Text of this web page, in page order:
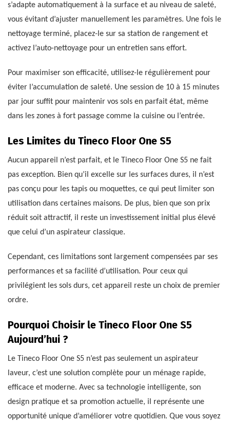
s’adapte automatiquement à la surface et au niveau de saleté,
vous évitant d’ajuster manuellement les paramètres. Une fois le
nettoyage terminé, placez-le sur sa station de rangement et
activez l’auto-nettoyage pour un entretien sans effort.
Pour maximiser son efficacité, utilisez-le régulièrement pour
éviter l’accumulation de saleté. Une session de 10 à 15 minutes
par jour suffit pour maintenir vos sols en parfait état, même
dans les zones à fort passage comme la cuisine ou l’entrée.
Les Limites du Tineco Floor One S5
Aucun appareil n’est parfait, et le Tineco Floor One S5 ne fait
pas exception. Bien qu’il excelle sur les surfaces dures, il n’est
pas conçu pour les tapis ou moquettes, ce qui peut limiter son
utilisation dans certaines maisons. De plus, bien que son prix
réduit soit attractif, il reste un investissement initial plus élevé
que celui d’un aspirateur classique.
Cependant, ces limitations sont largement compensées par ses
performances et sa facilité d’utilisation. Pour ceux qui
privilégient les sols durs, cet appareil reste un choix de premier
ordre.
Pourquoi Choisir le Tineco Floor One S5
Aujourd’hui ?
Le Tineco Floor One S5 n’est pas seulement un aspirateur
laveur, c’est une solution complète pour un ménage rapide,
efficace et moderne. Avec sa technologie intelligente, son
design pratique et sa promotion actuelle, il représente une
opportunité unique d’améliorer votre quotidien. Que vous soyez